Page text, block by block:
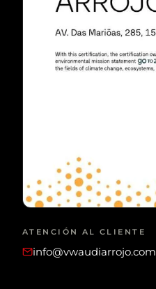
ATENCIÓN AL CLIENTE
info@vwaudiarrojo.com